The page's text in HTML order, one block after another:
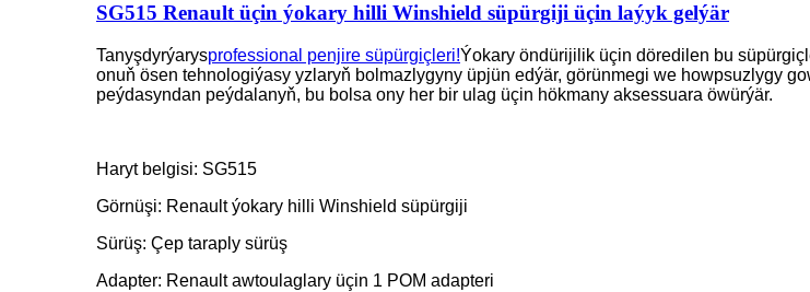
SG515 Renault üçin ýokary hilli Winshield süpürgiji üçin laýyk gelýär
Tanyşdyrýarysprofessional penjire süpürgiçleri!Ýokary öndürijilik üçin döredilen bu
onuň ösen tehnologiýasy yzlaryň bolmazlygyny üpjün edýär, görünmegi we howpsuzlygy
peýdasyndan peýdalanyň, bu bolsa ony her bir ulag üçin hökmany aksessuara öwürýär.
Haryt belgisi: SG515
Görnüşi: Renault ýokary hilli Winshield süpürgiji
Sürüş: Çep taraply sürüş
Adapter: Renault awtoulaglary üçin 1 POM adapteri